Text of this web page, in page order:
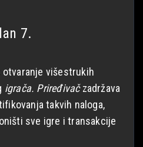
7.
višestrukih
igrača. Priređivačzadržava
takvih naloga,
sve igre i transakcije